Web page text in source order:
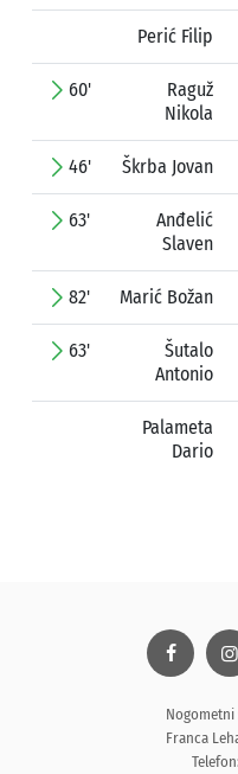
Perić Filip
60'
Raguž
Nikola
46' Škrba Jovan
63'
Anđelić
Slaven
82' Marić Božan
63'
Šutalo
Antonio
Palameta
Dario
Nogometni
Franca